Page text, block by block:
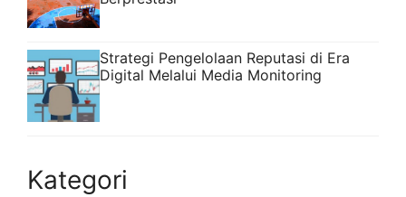
Strategi Pengelolaan Reputasi di Era
Digital Melalui Media Monitoring
Kategori